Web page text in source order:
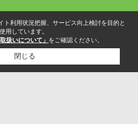
ト利用状況把握、サービス向上検討を目的と
用しています。
扱いについて」 をご確認ください。
閉じる